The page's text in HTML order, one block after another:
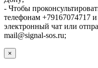
- Чтобы
телефонам +79167074717
электронный чат или
mail@signal-sos.ru;
×